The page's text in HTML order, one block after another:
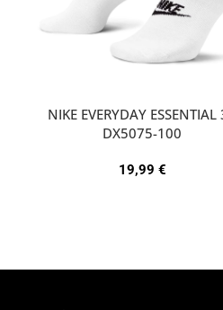
NIKE EVERYDAY ESSENTIAL
DX5075-100
19,99 €